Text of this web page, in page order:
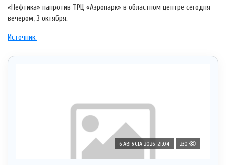
«Нефтика» напротив ТРЦ «Аэропарк» в областном центре сегодня
вечером, 3 октября.
Источник
6 АВГУСТА 2026, 21:04 230